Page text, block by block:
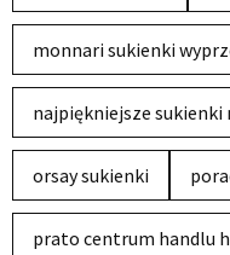
monnari sukienki
najpiękniejsze sukienki
orsay sukienki
prato centrum handlu